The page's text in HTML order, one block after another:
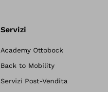
Servizi
Academy Ottobock
Back to Mobility
Servizi Post-Vendita